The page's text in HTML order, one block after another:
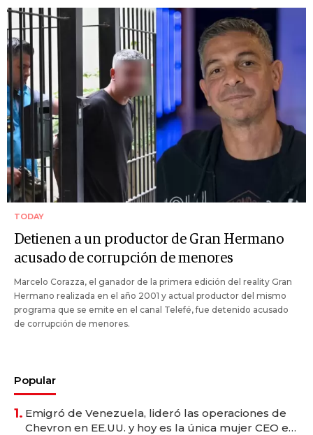
TODAY
Detienen a un productor de Gran Hermano
acusado de corrupción de menores
Marcelo Corazza, el ganador de la primera edición del reality Gran
Hermano realizada en el año 2001 y actual productor del mismo
programa que se emite en el canal Telefé, fue detenido acusado
de corrupción de menores.
Popular
1. Emigró de Venezuela, lideró las operaciones de
Chevron en EE.UU. y hoy es la única mujer CEO en